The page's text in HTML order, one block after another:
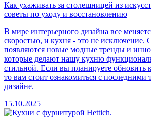
Как ухаживать за столешницей из
советы по уходу и восстановлению
В мире интерьерного дизайна все
скоростью, и кухня - это не
появляются новые модные тренды и
которые делают нашу кухню
стильной. Если вы планируете обновить
то вам стоит ознакомиться с последними
дизайне.
15.10.2025